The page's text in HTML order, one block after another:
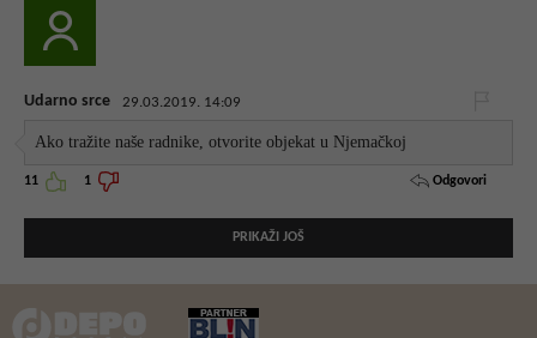
Udarno srce 29.03.2019. 14:09
Ako tražite naše radnike, otvorite objekat u Njemačkoj
11 1 Odgovori
PRIKAŽI JOŠ